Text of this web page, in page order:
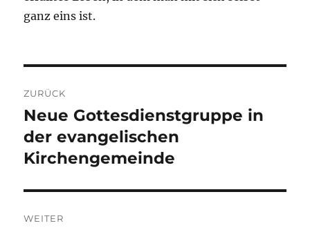
ganz eins ist.
ZURÜCK
Vorheriger
Beitrag:
Neue Gottesdienstgruppe in
der evangelischen
Kirchengemeinde
WEITER